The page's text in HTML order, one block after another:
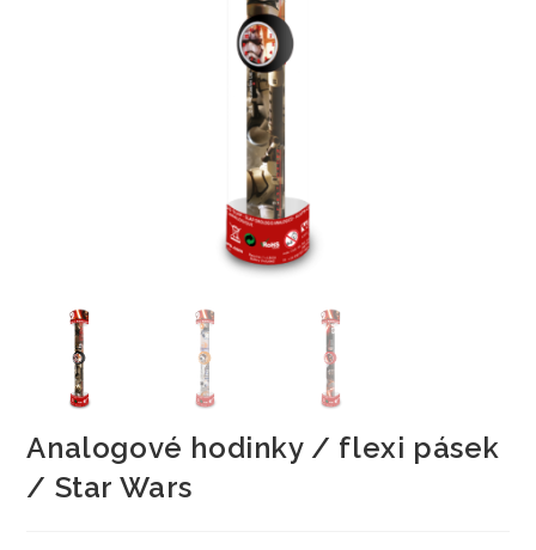
Analogové hodinky / flexi pásek
/ Star Wars